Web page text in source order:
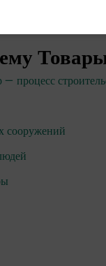
процесс
сооружений